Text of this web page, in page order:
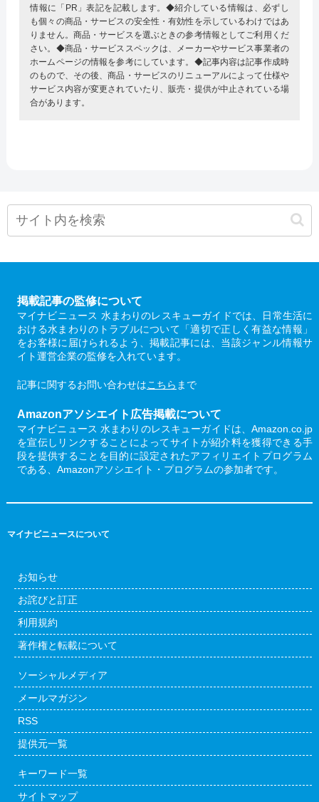
情報に「PR」表記を記載します。◆紹介している情報は、必ずし
も個々の商品・サービスの安全性・有効性を示しているわけではあ
りません。商品・サービスを選ぶときの参考情報としてご利用くだ
さい。◆商品・サービススペックは、メーカーやサービス事業者の
ホームページの情報を参考にしています。◆記事内容は記事作成時
のもので、その後、商品・サービスのリニューアルによって仕様や
サービス内容が変更されていたり、販売・提供が中止されている場
合があります。
掲載記事の監修について
マイナビニュース 水まわりのレスキューガイドでは、日常生活に
おける水まわりのトラブルについて「適切で正しく有益な情報」
をお客様に届けられるよう、掲載記事には、当該ジャンル情報サ
イト運営企業の監修を入れています。
記事に関するお問い合わせはこちら まで
Amazonアソシエイト広告掲載について
マイナビニュース 水まわりのレスキューガイドは、Amazon.co.jp
を宣伝しリンクすることによってサイトが紹介料を獲得できる手
段を提供することを目的に設定されたアフィリエイトプログラム
である、Amazonアソシエイト・プログラムの参加者です。
マイナビニュースについて
お知らせ
お詫びと訂正
利用規約
著作権と転載について
ソーシャルメディア
メールマガジン
RSS
提供元一覧
キーワード一覧
サイトマップ